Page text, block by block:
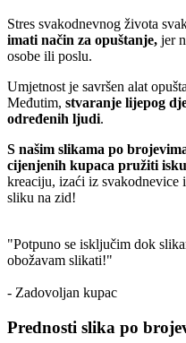
Stres svakodnevnog života
imati način za opuštanje, jer
osobe ili poslu.
Umjetnost je savršen alat
Međutim, stvaranje lijepog
određenih ljudi.
S našim slikama po
cijenjenih kupaca pružiti
kreaciju, izaći iz svakodnevice
sliku na zid!
"Potpuno se isključim dok
obožavam slikati!"
- Zadovoljan kupac
Prednosti slika po